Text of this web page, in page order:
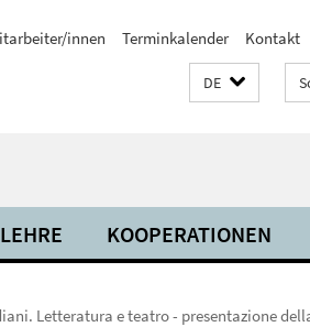
innen Terminkalender Kontakt
DE
KOOPERATIONEN
Letteratura e teatro - presentazione